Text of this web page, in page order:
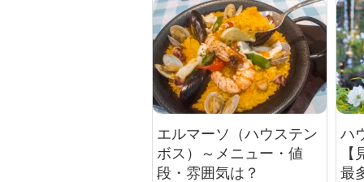
エルマーソ（ハウステン
ボス）～メニュー・値
段・雰囲気は？
ハ
最